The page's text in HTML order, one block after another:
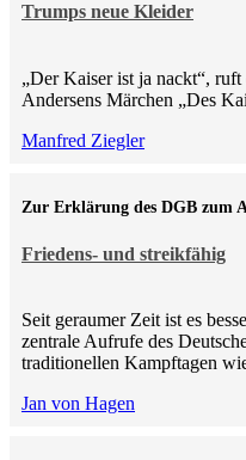
Trumps neue Kleider
„Der Kaiser ist ja nackt“,
Andersens Märchen „Des
Manfred Ziegler
Friedens- und streikfähig
Zur Erklärung des DGB zum
Seit geraumer Zeit ist es
zentrale Aufrufe des
traditionellen Kampftagen
Jan von Hagen